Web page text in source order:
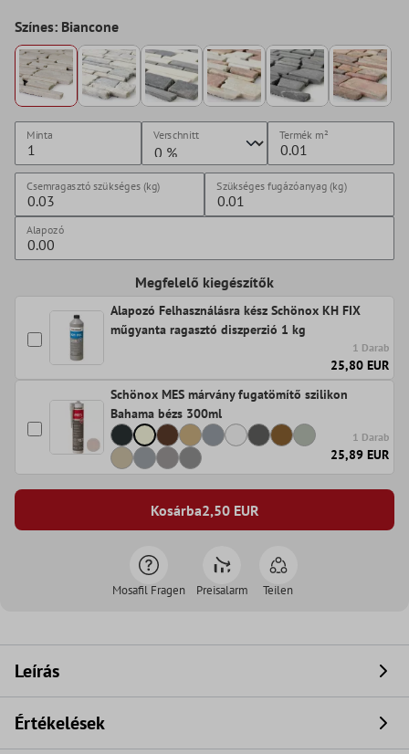
Színes: Biancone
Minta Verschnitt Termék m²
Csemragasztó szükséges (kg) Szükséges fugázóanyag (kg)
Alapozó
Megfelelő kiegészítők
Alapozó Felhasználásra kész Schönox KH FIX
műgyanta ragasztó diszperzió 1 kg
1 Darab
25,80 EUR
Schönox MES márvány fugatömítő szilikon
Bahama bézs 300ml
1 Darab
25,89 EUR
Kosárba2,50EUR
Mosafil Fragen Preisalarm Teilen
Leírás
Értékelések